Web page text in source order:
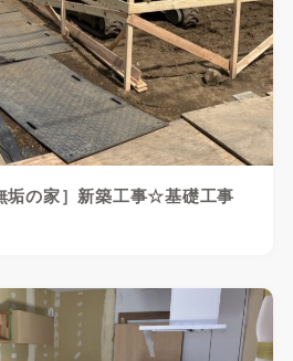
の家］新築工事☆基礎工事